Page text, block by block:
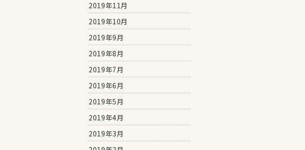
2019年11月
2019年10月
2019年9月
2019年8月
2019年7月
2019年6月
2019年5月
2019年4月
2019年3月